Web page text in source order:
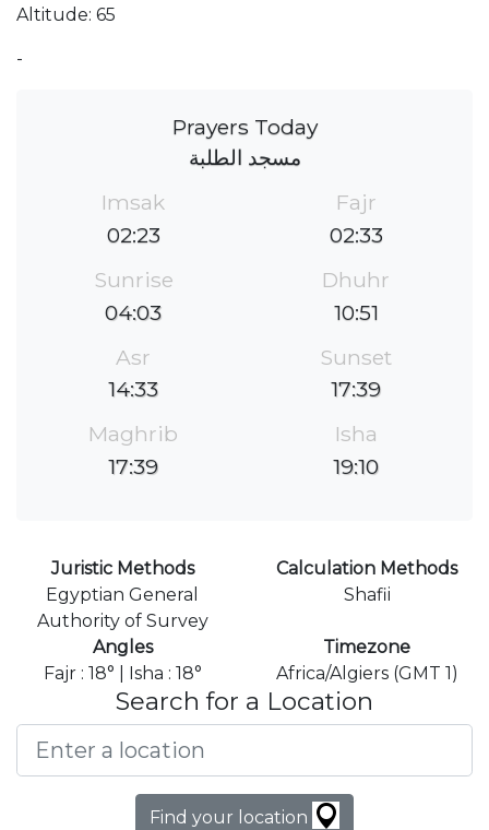
Altitude: 65
-
Prayers Today
مسجد الطلبة
Imsak
02:23
Fajr
02:33
Sunrise
04:03
Dhuhr
10:51
Asr
14:33
Sunset
17:39
Maghrib
17:39
Isha
19:10
Juristic Methods
Egyptian General
Authority of Survey
Calculation Methods
Shafii
Angles
Fajr : 18° | Isha : 18°
Timezone
Africa/Algiers (GMT 1)
Search for a Location
Find your location